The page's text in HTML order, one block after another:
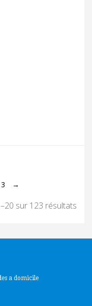
→
sur 123 résultats
a domicile